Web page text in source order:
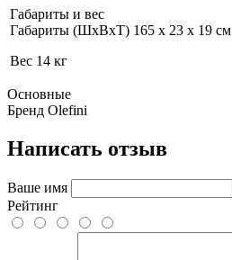
Габариты и вес
Габариты (ШхВхТ) 165 x 23 x 19 см
Вес 14 кг
Основные
Бренд Olefini
Написать отзыв
Ваше имя
Рейтинг